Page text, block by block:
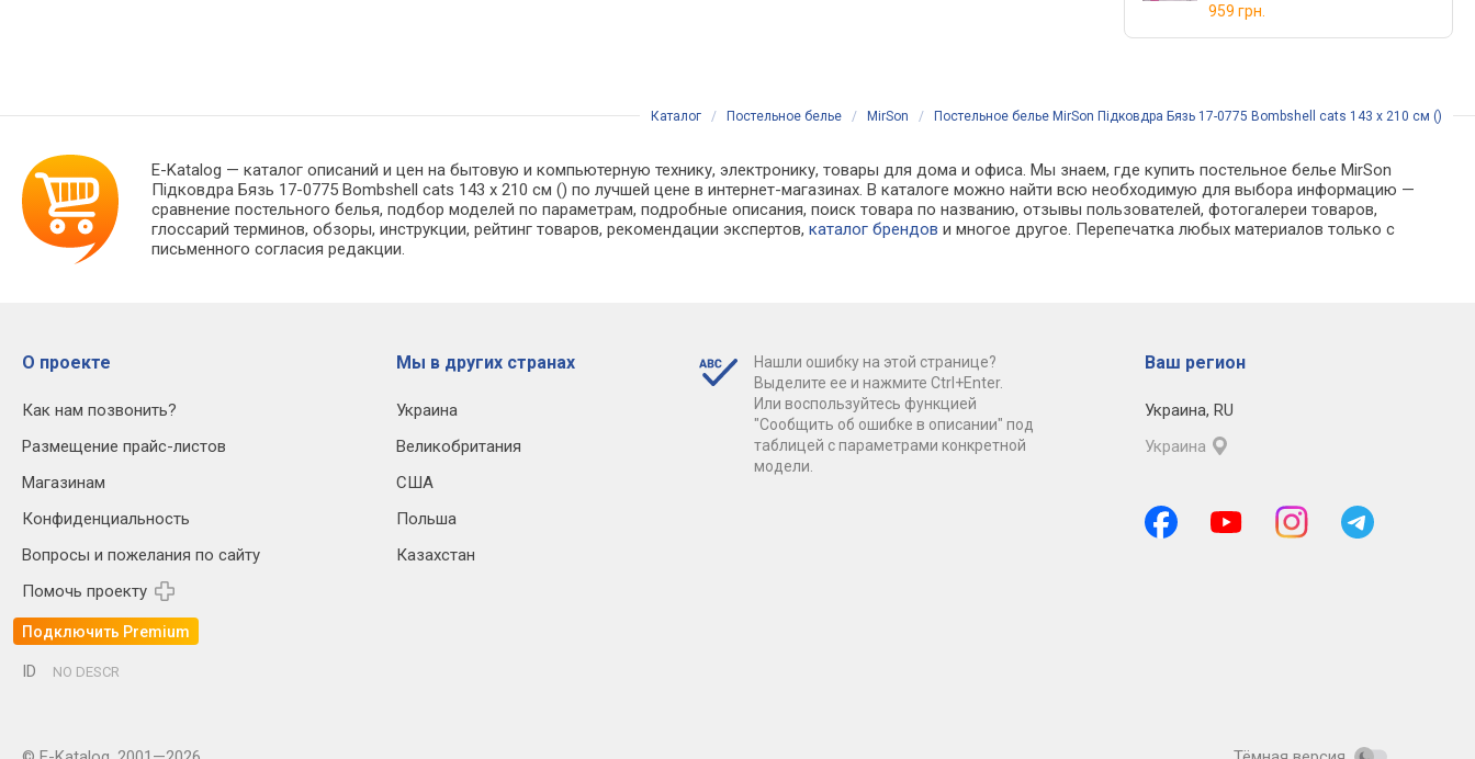
959 грн.
Каталог / Постельное белье / MirSon / Постельное белье MirSon Підковдра Бязь 17-0775 Bombshell cats 143 x 210 см ()
E-Katalog — каталог описаний и цен на бытовую и компьютерную технику, электронику, товары для дома и офиса. Мы знаем, где купить постельное белье MirSon
Підковдра Бязь 17-0775 Bombshell cats 143 x 210 см () по лучшей цене в интернет-магазинах. В каталоге можно найти всю необходимую для выбора информацию —
сравнение постельного белья, подбор моделей по параметрам, подробные описания, поиск товара по названию, отзывы пользователей, фотогалереи товаров,
глоссарий терминов, обзоры, инструкции, рейтинг товаров, рекомендации экспертов,каталог брендов и многое другое. Перепечатка любых материалов только с
письменного согласия редакции.
О проекте
Как нам позвонить?
Размещение прайс-листов
Магазинам
Конфиденциальность
Вопросы и пожелания по сайту
Помочь проекту
Подключить Premium
Мы в других странах
Украина
Великобритания
США
Польша
Казахстан
Нашли ошибку на этой странице?
Выделите ее и нажмите Ctrl+Enter.
Или воспользуйтесь функцией
"Сообщить об ошибке в описании" под
таблицей с параметрами конкретной
модели.
Ваш регион
Украина, RU
Украина
ID NO DESCR